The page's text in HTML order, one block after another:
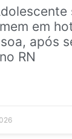
em
após
RN